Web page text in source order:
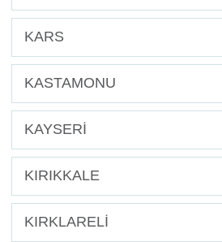
KARS
KASTAMONU
KAYSERİ
KIRIKKALE
KIRKLARELİ